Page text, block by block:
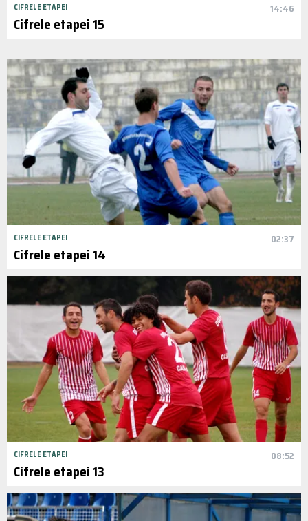
CIFRELE ETAPEI 14:46
Cifrele etapei 15
CIFRELE ETAPEI 02:37
Cifrele etapei 14
CIFRELE ETAPEI 08:52
Cifrele etapei 13